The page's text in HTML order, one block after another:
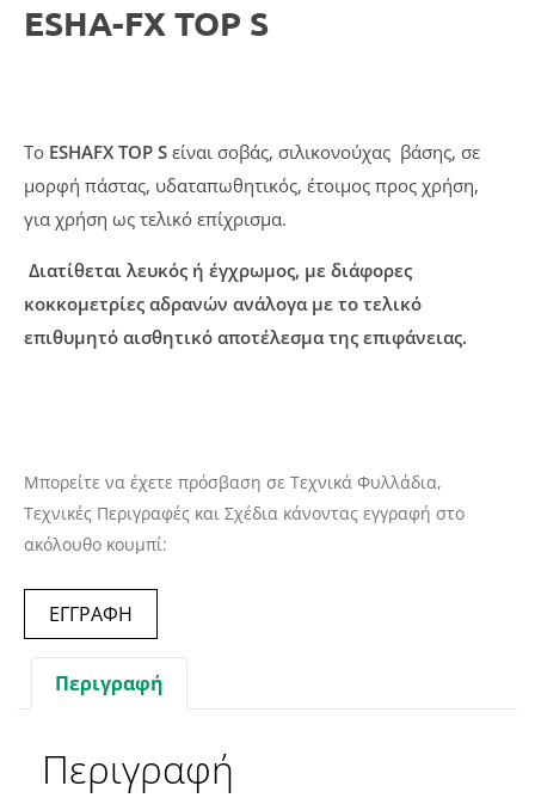
ESHA-FX TOP S
Το ESHAFX TOP S είναι σοβάς, σιλικονούχας βάσης, σε
μορφή πάστας, υδαταπωθητικός, έτοιμος προς χρήση,
για χρήση ως τελικό επίχρισμα.
Διατίθεται λευκός ή έγχρωμος, με διάφορες
κοκκομετρίες αδρανών ανάλογα με το τελικό
επιθυμητό αισθητικό αποτέλεσμα της επιφάνειας.
Μπορείτε να έχετε πρόσβαση σε Τεχνικά Φυλλάδια,
Τεχνικές Περιγραφές και Σχέδια κάνοντας εγγραφή στο
ακόλουθο κουμπί:
ΕΓΓΡΑΦΗ
Περιγραφή
Περιγραφή